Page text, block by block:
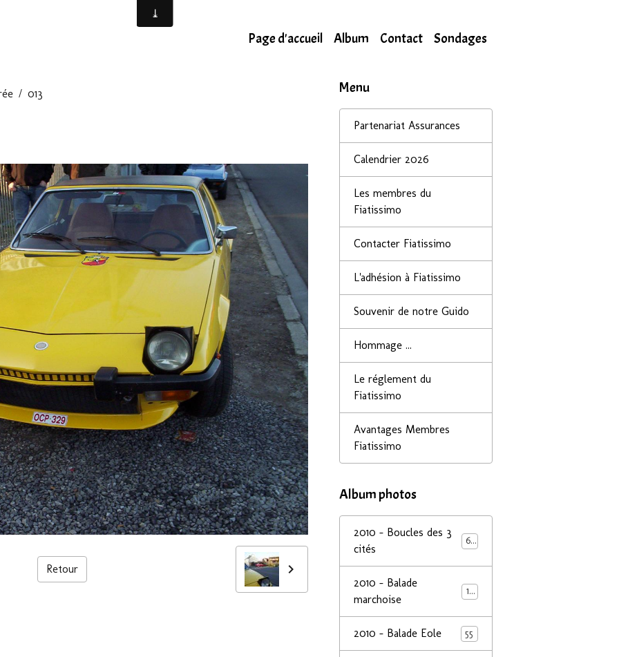
Page d'accueil Album Contact Sondages
013
Retour
Menu
Partenariat Assurances
Calendrier 2026
Les membres du
Fiatissimo
Contacter Fiatissimo
L'adhésion à Fiatissimo
Souvenir de notre Guido
Hommage ...
Le réglement du
Fiatissimo
Avantages Membres
Fiatissimo
Album photos
2010 - Boucles des 3
cités
68
2010 - Balade
marchoise
14
2010 - Balade Eole 55